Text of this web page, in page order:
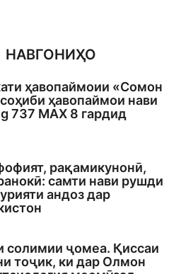
НАВГОНИҲО
ҳавопаймоии «Сомон
ҳавопаймои нави
737 MAX 8 гардид
рақамикунонӣ,
самти нави рушди
андоз дар
солимии ҷомеа. Қиссаи
тоҷик, ки дар Олмон